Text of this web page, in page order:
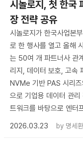
시놀로지, 첫 한국
장 전략 공유
시놀로지가 한국사업본
로 한 행사를 열고 올해
는 50여 개 파트너사 관
리지, 데이터 보호, 고속
NVMe 기반 PAS 시리
으로 기업용 데이터 관리
트워크를 바탕으로 엔터
2026.03.23
by 명세